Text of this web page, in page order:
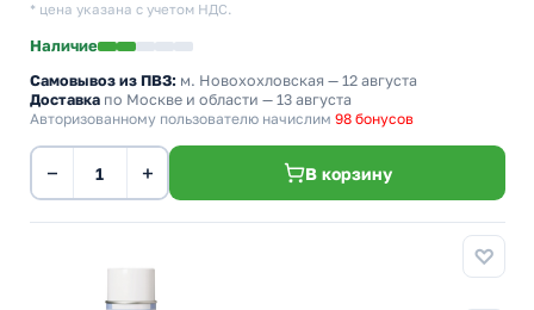
* цена указана с учетом НДС.
Наличие
Самовывоз из ПВЗ: м. Новохохловская — 12 августа
Доставка по Москве и области — 13 августа
Авторизованному пользователю начислим 98 бонусов
− + В корзину